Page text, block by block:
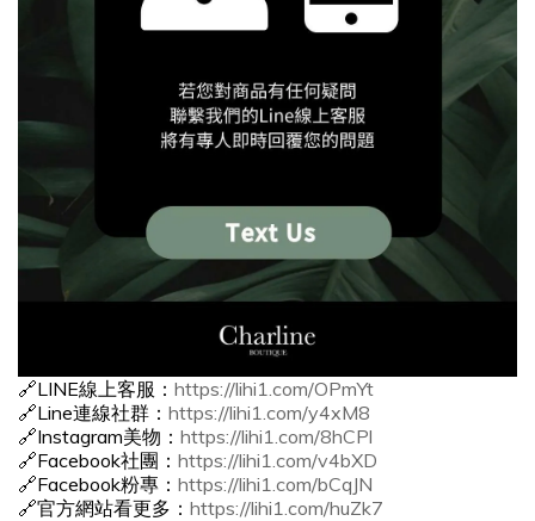
🔗LINE線上客服： https://lihi1.com/OPmYt
🔗Line連線社群： https://lihi1.com/y4xM8
🔗Instagram美物： https://lihi1.com/8hCPl
🔗Facebook社團： https://lihi1.com/v4bXD
🔗Facebook粉專： https://lihi1.com/bCqJN
🔗官方網站看更多： https://lihi1.com/huZk7